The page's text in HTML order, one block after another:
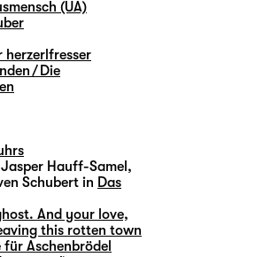
(UA)
herzerlfresser
/ Die
Hauff-Samel,
Schubert in Das
And your love,
this rotten town
für Aschenbrödel